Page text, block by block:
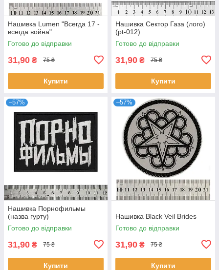
Нашивка Lumen "Всегда 17 -
всегда война"
Готово до відправки
31,90 ₴ 75 ₴
Купити
Нашивка Сектор Газа (лого)
(pt-012)
Готово до відправки
31,90 ₴ 75 ₴
Купити
–57%
Нашивка Порнофильмы
(назва гурту)
Готово до відправки
31,90 ₴ 75 ₴
Купити
–57%
Нашивка Black Veil Brides
Готово до відправки
31,90 ₴ 75 ₴
Купити